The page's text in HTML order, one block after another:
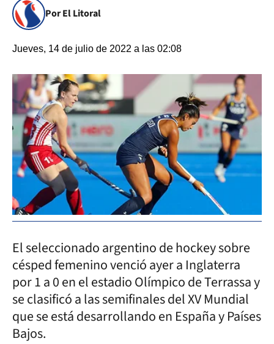
Por El Litoral
Jueves, 14 de julio de 2022 a las 02:08
El seleccionado argentino de hockey sobre
césped femenino venció ayer a Inglaterra
por 1 a 0 en el estadio Olímpico de Terrassa y
se clasificó a las semifinales del XV Mundial
que se está desarrollando en España y Países
Bajos.